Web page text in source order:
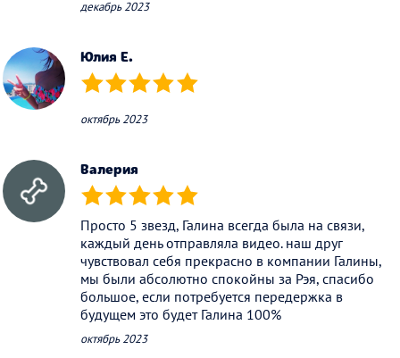
декабрь 2023
Юлия Е.
(*) (*) (*) (*) (*)
октябрь 2023
Валерия
(*) (*) (*) (*) (*)
Просто 5 звезд, Галина всегда была на связи,
каждый день отправляла видео. наш друг
чувствовал себя прекрасно в компании Галины,
мы были абсолютно спокойны за Рэя, спасибо
большое, если потребуется передержка в
будущем это будет Галина 100%
октябрь 2023